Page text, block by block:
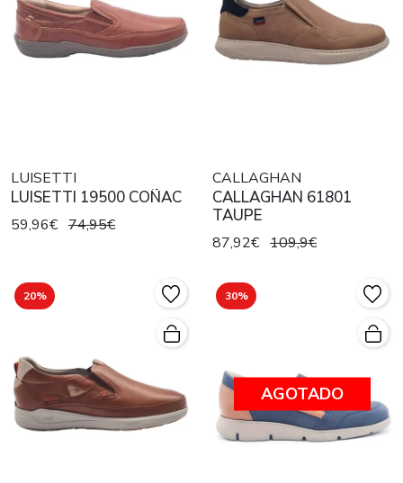
LUISETTI
LUISETTI 19500 COÑAC
59,96€ 74,95€
CALLAGHAN
CALLAGHAN 61801
TAUPE
87,92€ 109,9€
20% 30%
AGOTADO